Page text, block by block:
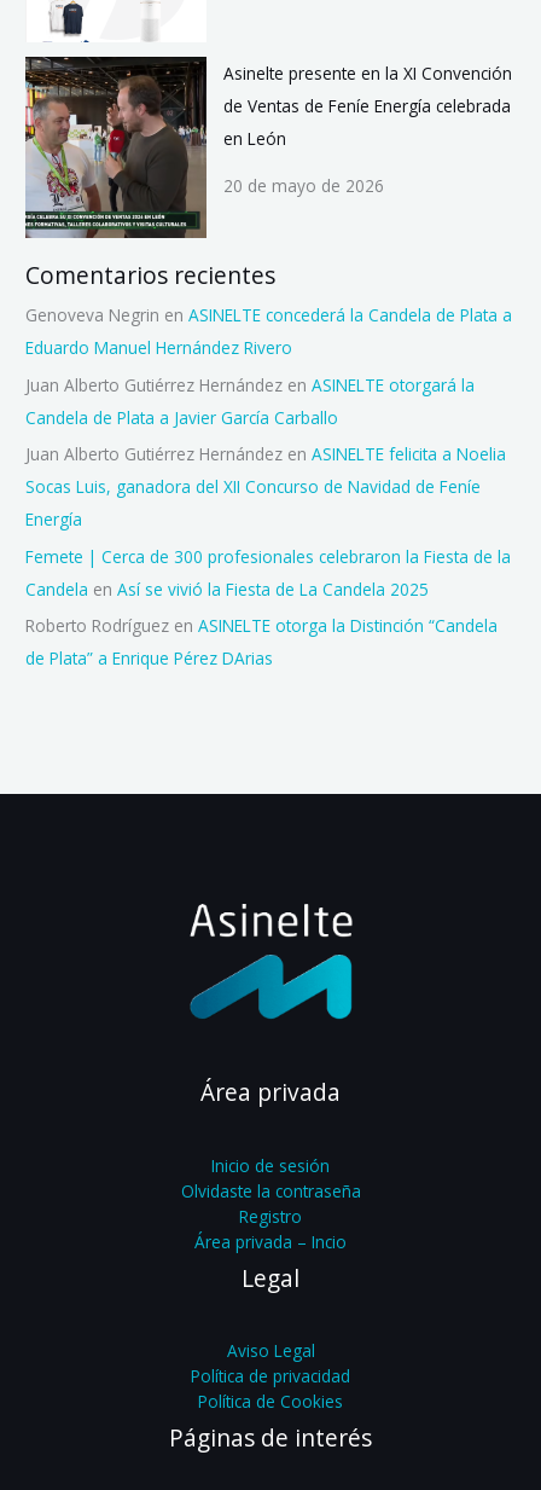
Asinelte presente en la XI Convención
de Ventas de Feníe Energía celebrada
en León
20 de mayo de 2026
Comentarios recientes
Genoveva Negrin enASINELTE concederá la Candela de Plata a
Eduardo Manuel Hernández Rivero
Juan Alberto Gutiérrez Hernández enASINELTE otorgará la
Candela de Plata a Javier García Carballo
Juan Alberto Gutiérrez Hernández enASINELTE felicita a Noelia
Socas Luis, ganadora del XII Concurso de Navidad de Feníe
Energía
Femete | Cerca de 300 profesionales celebraron la Fiesta de la
Candela enAsí se vivió la Fiesta de La Candela 2025
Roberto Rodríguez enASINELTE otorga la Distinción “Candela
de Plata” a Enrique Pérez DArias
Área privada
Inicio de sesión
Olvidaste la contraseña
Registro
Área privada – Incio
Legal
Aviso Legal
Política de privacidad
Política de Cookies
Páginas de interés